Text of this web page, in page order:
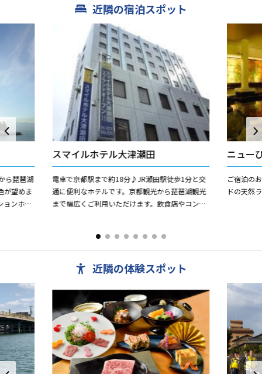
近隣の宿泊スポット
ら琵琶湖
が望めま
ョンホー
スマイルホテル大津瀬田
電車で京都駅まで約18分♪JR瀬田駅徒歩1分と交
通に便利なホテルです。京都観光から琵琶湖観光
まで幅広くご利用いただけます。飲食店やコンビ
ニュー
ご宿泊の
ドの天然
近隣の体験スポット